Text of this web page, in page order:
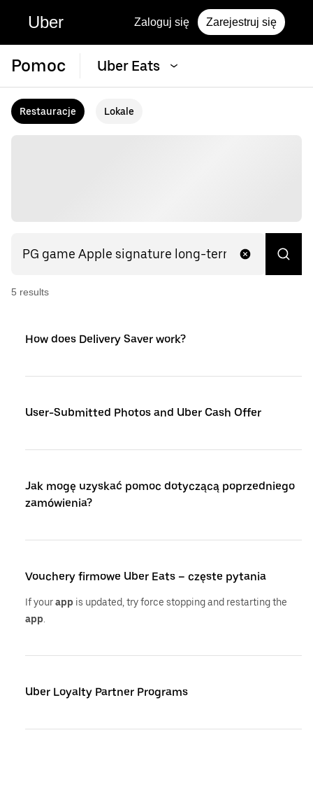
Uber Zaloguj się Zarejestruj się
Pomoc Uber Eats
Restauracje Lokale
5 results
How does Delivery Saver work?
User-Submitted Photos and Uber Cash Offer
Jak mogę uzyskać pomoc dotyczącą poprzedniego
zamówienia?
Vouchery firmowe Uber Eats – częste pytania
If yourapp is updated, try force stopping and restarting the
app
Uber Loyalty Partner Programs